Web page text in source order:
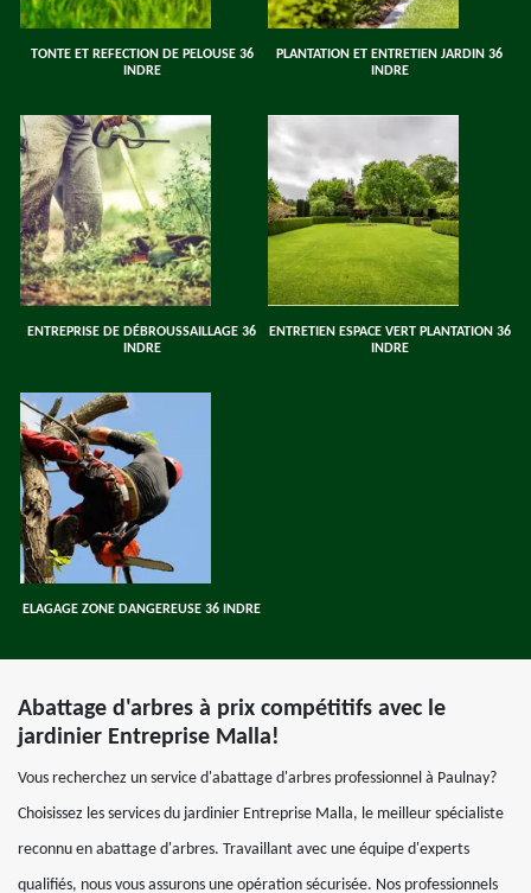
TONTE ET REFECTION DE PELOUSE 36
INDRE
PLANTATION ET ENTRETIEN JARDIN 36
INDRE
ENTREPRISE DE DÉBROUSSAILLAGE 36
INDRE
ENTRETIEN ESPACE VERT PLANTATION 36
INDRE
ELAGAGE ZONE DANGEREUSE 36 INDRE
Abattage d'arbres à prix compétitifs avec le
jardinier Entreprise Malla!
Vous recherchez un service d'abattage d'arbres professionnel à Paulnay?
Choisissez les services du jardinier Entreprise Malla, le meilleur spécialiste
reconnu en abattage d'arbres. Travaillant avec une équipe d'experts
qualifiés, nous vous assurons une opération sécurisée. Nos professionnels